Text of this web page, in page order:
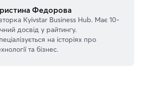
Федорова
Kyivstar Business Hub. Має 10-
досвід у райтингу.
на історіях про
та бізнес.